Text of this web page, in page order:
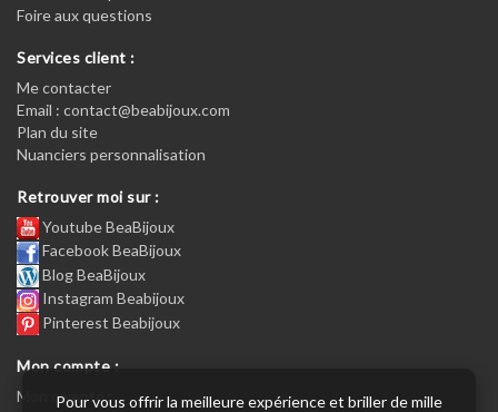
Foire aux questions
Services client :
Me contacter
Email : contact@beabijoux.com
Plan du site
Nuanciers personnalisation
Retrouver moi sur :
Youtube BeaBijoux
Facebook BeaBijoux
Blog BeaBijoux
Instagram Beabijoux
Pinterest Beabijoux
Mon compte :
Mon compte :
Pour vous offrir la meilleure expérience et briller de mille